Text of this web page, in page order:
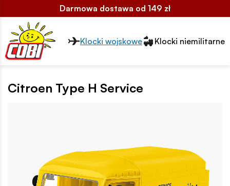
Darmowa dostawa od 149 zł
Przełącznik segmentów2
Klocki wojskowe Klocki niemilitarne
Citroen Type H Service